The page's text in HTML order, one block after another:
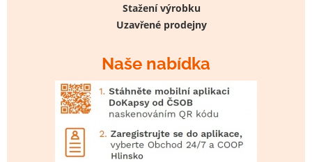
Stažení výrobku
Uzavřené prodejny
Naše nabídka